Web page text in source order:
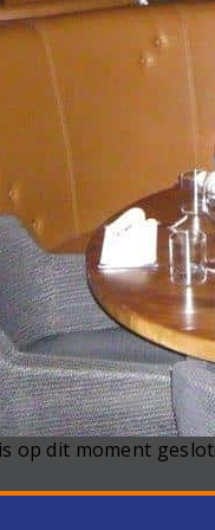
op dit moment